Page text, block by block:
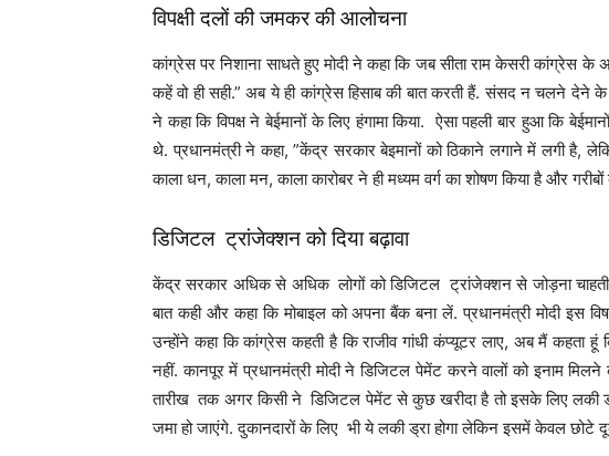
विपक्षी दलों की जमकर की आलोचना
कांग्रेस पर निशाना साधते हुए मोदी ने कहा कि जब सीता राम केसरी कांग्रेस के
कहें वो ही सही.” अब ये ही कांग्रेस हिसाब की बात करती हैं. संसद न चलने देने के
ने कहा कि विपक्ष ने बेईमानों के लिए हंगामा किया. ऐसा पहली बार हुआ कि
थे. प्रधानमंत्री ने कहा, ”केंद्र सरकार बेइमानों को ठिकाने लगाने में लगी है,
काला धन, काला मन, काला कारोबर ने ही मध्यम वर्ग का शोषण किया है और
डिजिटल ट्रांजेक्शन को दिया बढ़ावा
केंद्र सरकार अधिक से अधिक लोगों को डिजिटल ट्रांजेक्शन से जोड़ना चाहती
बात कही और कहा कि मोबाइल को अपना बैंक बना लें. प्रधानमंत्री मोदी इस
उन्होंने कहा कि कांग्रेस कहती है कि राजीव गांधी कंप्यूटर लाए, अब मैं कहता हूं
नहीं. कानपूर में प्रधानमंत्री मोदी ने डिजिटल पेमेंट करने वालों को इनाम
तारीख तक अगर किसी ने डिजिटल पेमेंट से कुछ खरीदा है तो इसके लिए
जमा हो जाएंगे. दुकानदारों के लिए भी ये लकी ड्रा होगा लेकिन इसमें केवल छोटे